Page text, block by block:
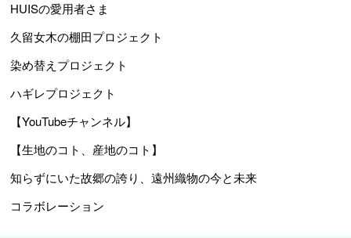
HUISの愛用者さま
久留女木の棚田プロジェクト
染め替えプロジェクト
ハギレプロジェクト
【YouTubeチャンネル】
【生地のコト、産地のコト】
知らずにいた故郷の誇り、遠州織物の今と未来
コラボレーション